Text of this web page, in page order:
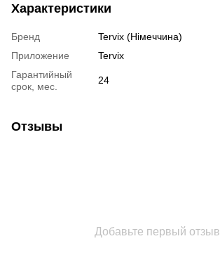
Характеристики
Бренд
Tervix (Німеччина)
Приложение
Tervix
Гарантийный
срок, мес.
24
Отзывы
Добавьте первый отзыв